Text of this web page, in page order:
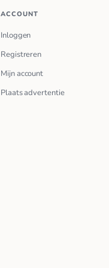
ACCOUNT
Inloggen
Registreren
Mijn account
Plaats advertentie